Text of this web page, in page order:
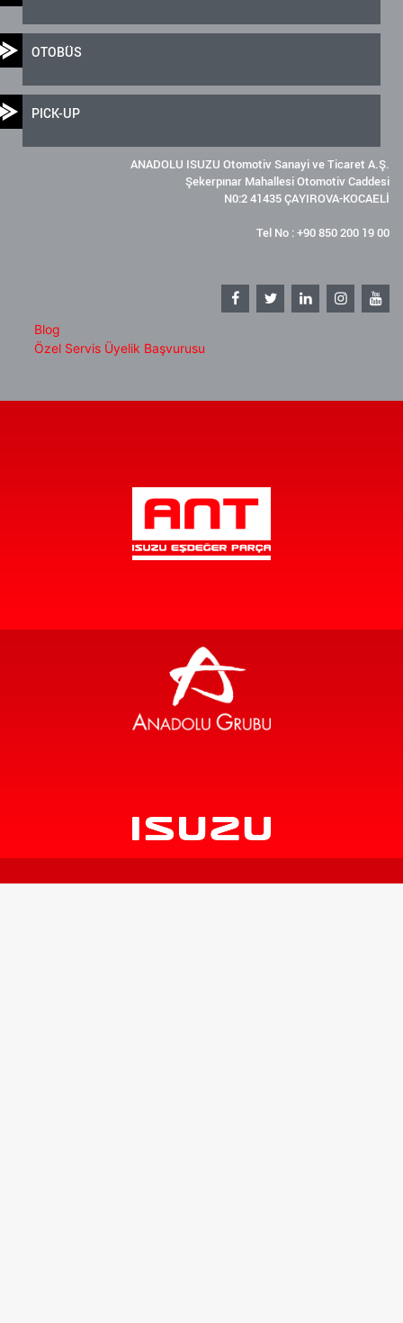
OTOBÜS
PICK-UP
ANADOLU ISUZU Otomotiv Sanayi ve Ticaret A.Ş.
Şekerpınar Mahallesi Otomotiv Caddesi
N0:2 41435 ÇAYIROVA-KOCAELİ
Tel No : +90 850 200 19 00
Blog
Özel Servis Üyelik Başvurusu